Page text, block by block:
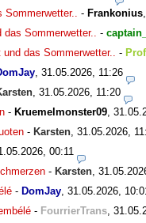
- Frankonius
Sommerwetter..
-
das Sommerwetter..
-
31.05.2026, 11:26
31.05.2026, 11:20
- Kruemelmonster09
- Karsten 31.05.2026,
00:11
- Karsten
- DomJay 31.05.2026,
- FourrierTrans